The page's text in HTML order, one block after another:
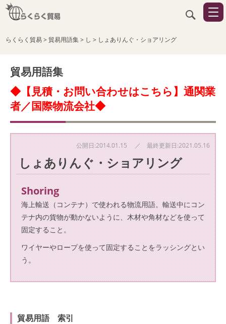
らくらく貿易> 貿易用語集> し > しょありんぐ・ショアリング
貿易用語集
◆【見積・お問い合わせはこちら】通関業
者／国際物流会社◆
公開日:2014.01.15 ／ 最終更新日:2021.05.16
しょありんぐ・ショアリング
Shoring
海上輸送（コンテナ）で使われる物流用語。輸送中にコン
テナ内の貨物が動かないように、木材や角材などを使って
固定すること。
ワイヤーやロープを使って固定することをラッシングとい
う。
貿易用語 索引